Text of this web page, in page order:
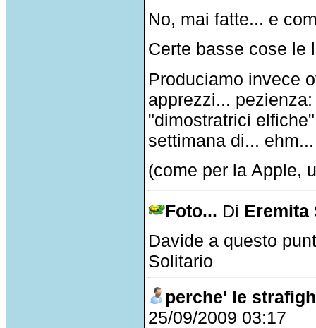
No, mai fatte... e
Certe basse cose le
Produciamo invece
apprezzi...
"dimostratrici
settimana di...
(come per la Apple,
Foto... Di Eremita
Davide a questo
Solitario
perche' le
25/09/2009 03:17